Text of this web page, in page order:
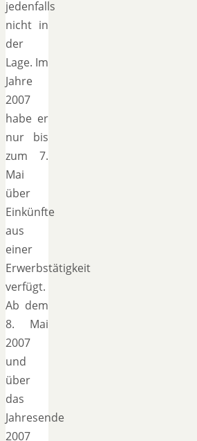
jedenfalls
nicht in
der
Lage. Im
Jahre
2007
habe er
nur bis
zum 7.
Mai
über
Einkünfte
aus
einer
Erwerbstätigkeit
verfügt.
Ab dem
8. Mai
2007
und
über
das
Jahresende
2007